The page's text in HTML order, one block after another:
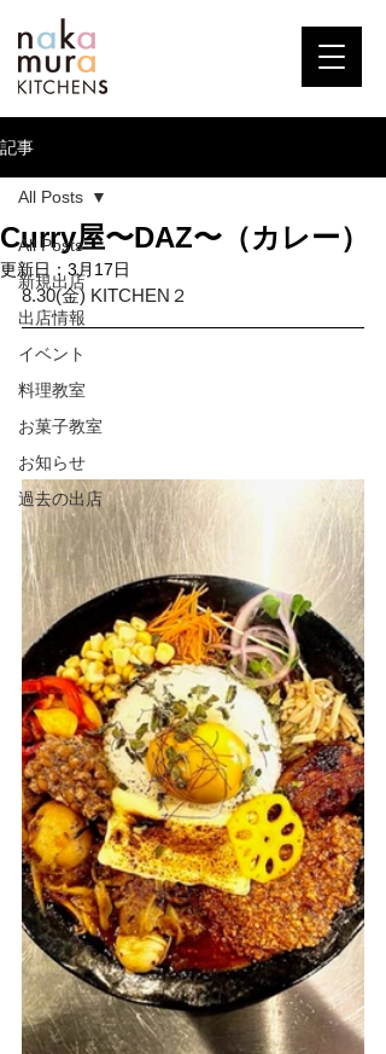
記事
All Posts
新規出店
出店情報
イベント
料理教室
お菓子教室
お知らせ
過去の出店
All Posts
Curry屋〜DAZ〜（カレー）
更新日： 3月17日
8.30(金) KITCHEN２